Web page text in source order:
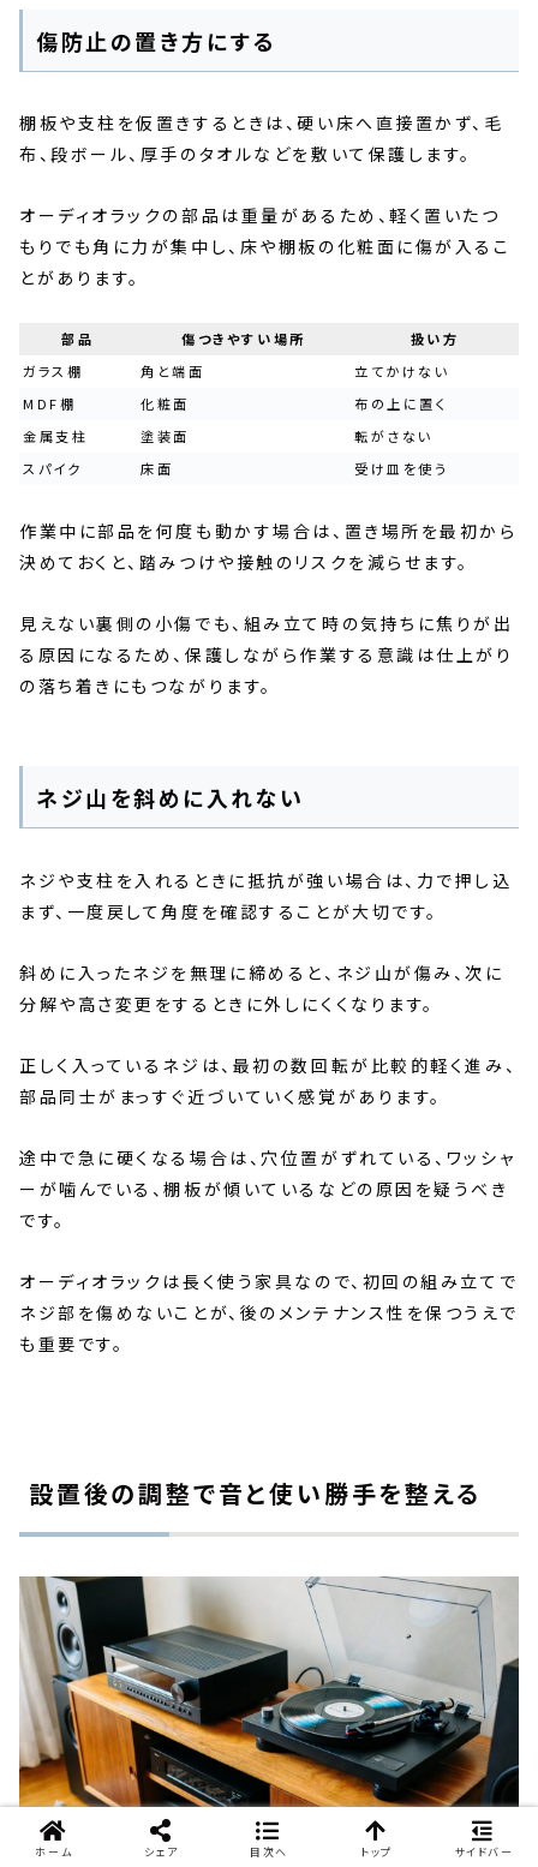
傷防止の置き方にする
棚板や支柱を仮置きするときは、硬い床へ直接置かず、毛
布、段ボール、厚手のタオルなどを敷いて保護します。
オーディオラックの部品は重量があるため、軽く置いたつ
もりでも角に力が集中し、床や棚板の化粧面に傷が入るこ
とがあります。
部品 傷つきやすい場所
扱い方
ガラス棚
角と端面
立てかけない
MDF棚
化粧面
布の上に置く
金属支柱
塗装面
転がさない
スパイク
床面 受け皿を使う
作業中に部品を何度も動かす場合は、置き場所を最初から
決めておくと、踏みつけや接触のリスクを減らせます。
見えない裏側の小傷でも、組み立て時の気持ちに焦りが出
る原因になるため、保護しながら作業する意識は仕上がり
の落ち着きにもつながります。
ネジ山を斜めに入れない
ネジや支柱を入れるときに抵抗が強い場合は、力で押し込
まず、一度戻して角度を確認することが大切です。
斜めに入ったネジを無理に締めると、ネジ山が傷み、次に
分解や高さ変更をするときに外しにくくなります。
正しく入っているネジは、最初の数回転が比較的軽く進み、
部品同士がまっすぐ近づいていく感覚があります。
途中で急に硬くなる場合は、穴位置がずれている、ワッシャ
ーが噛んでいる、棚板が傾いているなどの原因を疑うべき
です。
オーディオラックは長く使う家具なので、初回の組み立てで
ネジ部を傷めないことが、後のメンテナンス性を保つうえで
も重要です。
設置後の調整で音と使い勝手を整える
ホーム シェア 目次へ トップ サイドバー